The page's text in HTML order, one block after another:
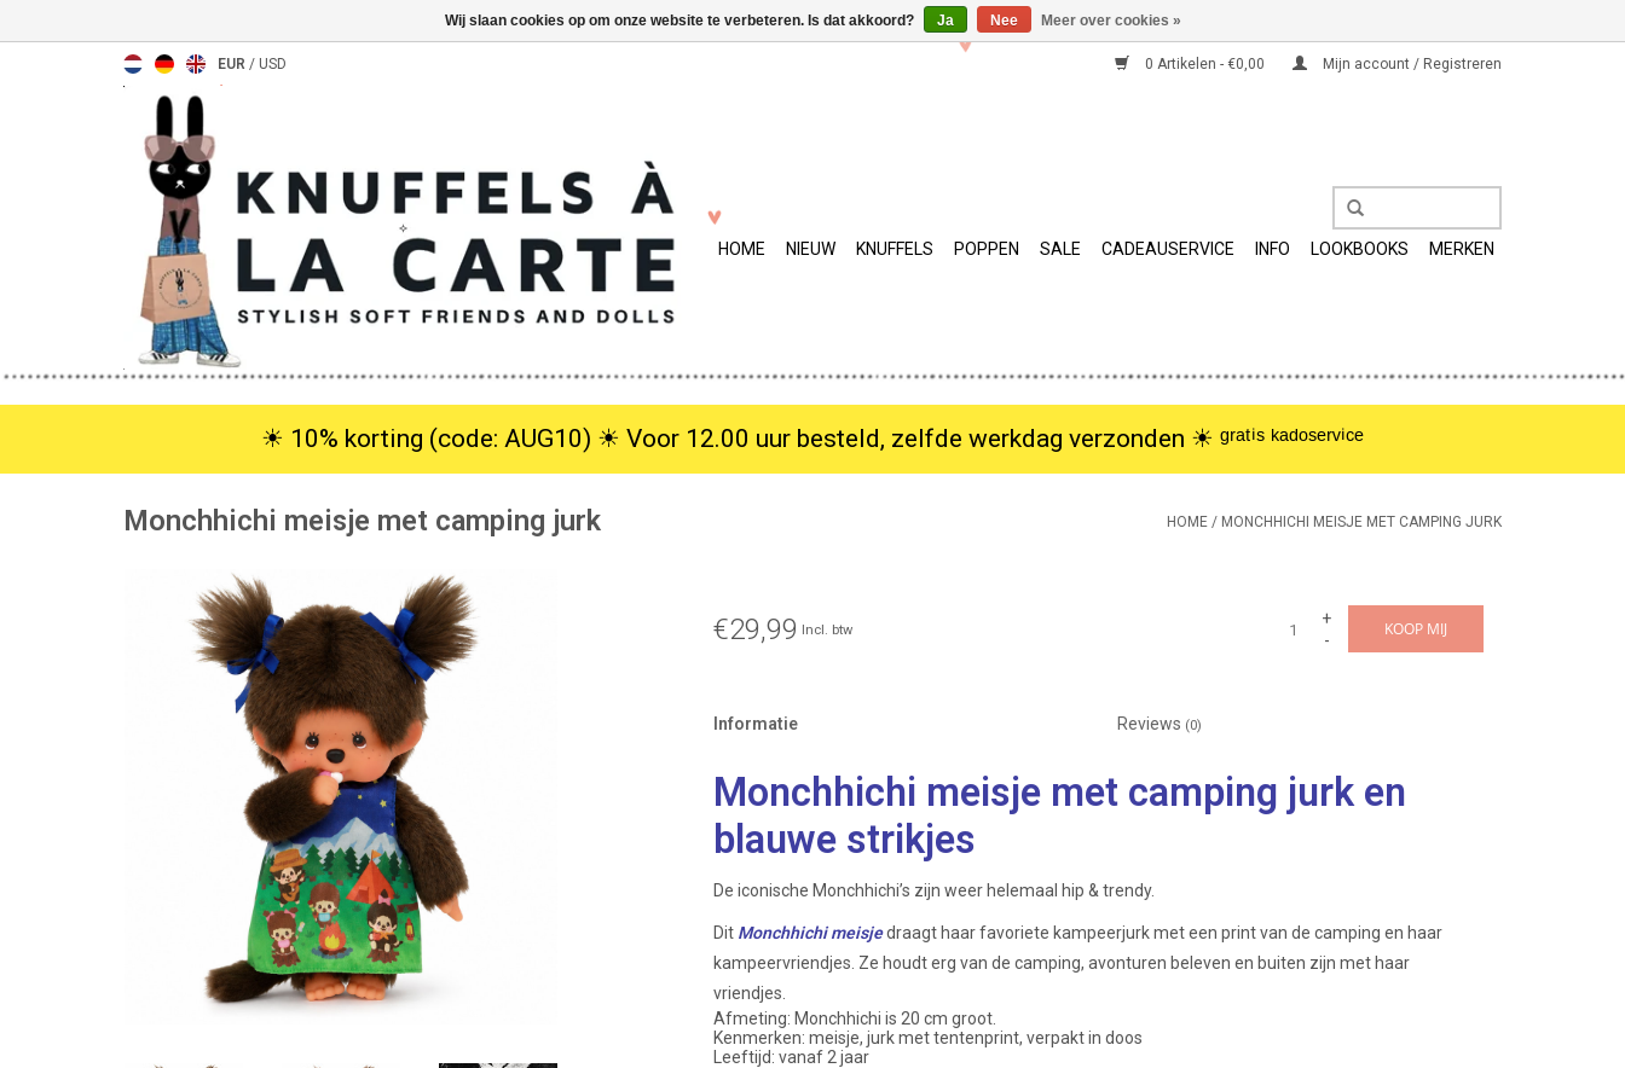
EUR / USD 0 Artikelen - €0,00 Mijn account / Registreren
HOME NIEUW KNUFFELS POPPEN SALE CADEAUSERVICE INFO LOOKBOOKS MERKEN
☀︎ 10% korting (code: AUG10) ☀︎ Voor 12.00 uur besteld, zelfde werkdag verzonden ☀︎ ᵍʳᵃᵗⁱˢ ᵏᵃᵈᵒˢᵉʳᵛⁱᶜᵉ
Monchhichi meisje met camping jurk HOME / MONCHHICHI MEISJE MET CAMPING JURK
€29,99 Incl. btw
+
-
KOOP MIJ
Informatie Reviews (0)
Monchhichi meisje met camping jurk en
blauwe strikjes
De iconische Monchhichi’s zijn weer helemaal hip & trendy.
Dit Monchhichi meisjedraagt haar favoriete kampeerjurk met een print van de camping en haar
kampeervriendjes. Ze houdt erg van de camping, avonturen beleven en buiten zijn met haar
vriendjes.
Afmeting: Monchhichi is 20 cm groot.
Kenmerken: meisje, jurk met tentenprint, verpakt in doos
Leeftijd: vanaf 2 jaar
Wij slaan cookies op om onze website te verbeteren. Is dat akkoord? Ja Nee Meer over cookies »